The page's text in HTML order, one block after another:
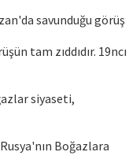
savunduğu görüş
tam zıddıdır. 19ncı
siyaseti,
Boğazlara